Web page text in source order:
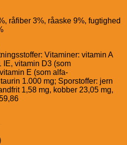
råfiber 3%, råaske 9%, fugtighed
Vitaminer: vitamin A
IE, vitamin D3 (som
E (som alfa-
1.000 mg; Sporstoffer: jern
1,58 mg, kobber 23,05 mg,